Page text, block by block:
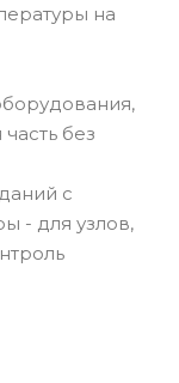
на
без
с
- для узлов,